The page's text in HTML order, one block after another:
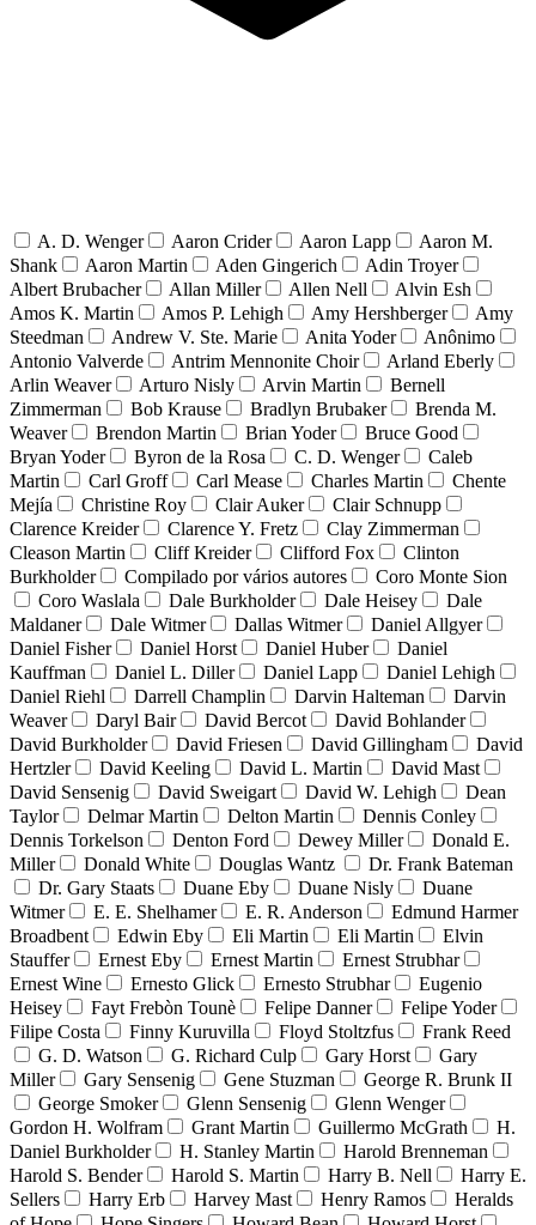
A. D. Wenger Aaron Crider Aaron Lapp
Aaron M.
Shank
Aaron Martin Aden Gingerich
Adin Troyer
Albert Brubacher
Allan Miller Allen Nell
Alvin Esh
Amos K. Martin
Amos P. Lehigh Amy Hershberger
Amy
Steedman
Andrew V. Ste. Marie Anita Yoder
Anônimo
Antonio Valverde
Antrim Mennonite Choir
Arland Eberly
Arlin Weaver
Arturo Nisly Arvin Martin
Bernell
Zimmerman
Bob Krause Bradlyn Brubaker
Brenda M.
Weaver
Brendon Martin Brian Yoder
Bruce Good
Bryan Yoder
Byron de la Rosa C. D. Wenger
Caleb
Martin
Carl Groff Carl Mease Charles Martin
Chente
Mejía
Christine Roy Clair Auker
Clair Schnupp
Clarence Kreider
Clarence Y. Fretz
Clay Zimmerman
Cleason Martin
Cliff Kreider Clifford Fox
Clinton
Burkholder
Compilado por vários autores
Coro Monte Sion
Coro Waslala
Dale Burkholder Dale Heisey
Dale
Maldaner
Dale Witmer Dallas Witmer
Daniel Allgyer
Daniel Fisher
Daniel Horst Daniel Huber
Daniel
Kauffman
Daniel L. Diller Daniel Lapp
Daniel Lehigh
Daniel Riehl
Darrell Champlin Darvin Halteman
Darvin
Weaver
Daryl Bair David Bercot
David Bohlander
David Burkholder
David Friesen David Gillingham
David
Hertzler
David Keeling David L. Martin
David Mast
David Sensenig
David Sweigart David W. Lehigh
Dean
Taylor
Delmar Martin Delton Martin
Dennis Conley
Dennis Torkelson
Denton Ford Dewey Miller
Donald E.
Miller
Donald White Douglas Wantz
Dr. Frank Bateman
Dr. Gary Staats
Duane Eby Duane Nisly
Duane
Witmer
E. E. Shelhamer E. R. Anderson
Edmund Harmer
Broadbent
Edwin Eby Eli Martin Eli Martin
Elvin
Stauffer
Ernest Eby Ernest Martin
Ernest Strubhar
Ernest Wine
Ernesto Glick Ernesto Strubhar
Eugenio
Heisey
Fayt Frebòn Tounè Felipe Danner
Felipe Yoder
Filipe Costa
Finny Kuruvilla Floyd Stoltzfus
Frank Reed
G. D. Watson
G. Richard Culp Gary Horst
Gary
Miller
Gary Sensenig Gene Stuzman
George R. Brunk II
George Smoker
Glenn Sensenig
Glenn Wenger
Gordon H. Wolfram
Grant Martin Guillermo McGrath
H.
Daniel Burkholder
H. Stanley Martin
Harold Brenneman
Harold S. Bender
Harold S. Martin Harry B. Nell
Harry E.
Sellers
Harry Erb Harvey Mast Henry Ramos
Heralds